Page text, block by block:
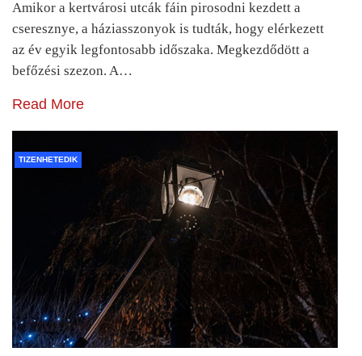
Amikor a kertvárosi utcák fáin pirosodni kezdett a
cseresznye, a háziasszonyok is tudták, hogy elérkezett
az év egyik legfontosabb időszaka. Megkezdődött a
befőzési szezon. A…
Read More
TIZENHETEDIK